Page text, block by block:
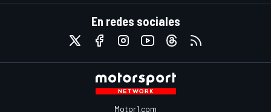
En redes sociales
Motor1.com